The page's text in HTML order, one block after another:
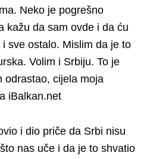
Neko je pogrešno
kažu da sam ovde i da ću
sve ostalo. Mislim da je to
Volim i Srbiju. To je
odrastao, cijela moja
iBalkan.net
i dio priče da Srbi nisu
nas uče i da je to shvatio